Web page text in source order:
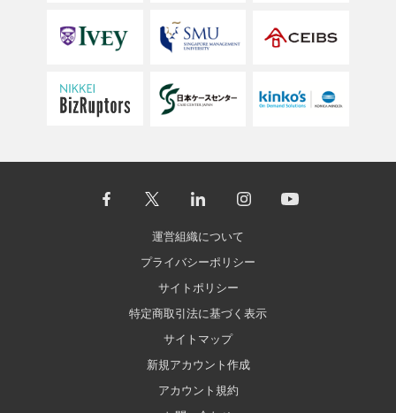
運営組織について
プライバシーポリシー
サイトポリシー
特定商取引法に基づく表示
サイトマップ
新規アカウント作成
アカウント規約